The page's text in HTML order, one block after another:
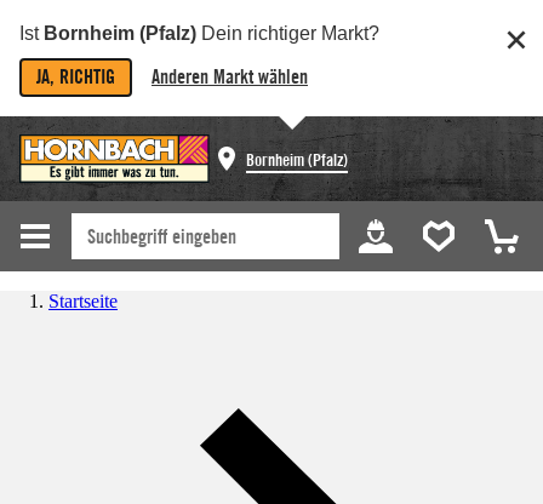
Ist Bornheim (Pfalz) Dein richtiger Markt?
JA, RICHTIG Anderen Markt wählen
Bornheim (Pfalz)
Startseite